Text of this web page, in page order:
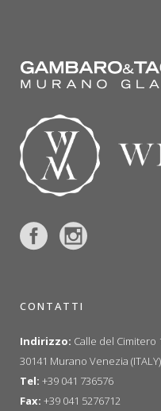
CONTATTI
Indirizzo: Calle del Cimitero
30141 Murano Venezia (ITALY)
Tel: +39 041 736576
Fax: +39 041 5276712